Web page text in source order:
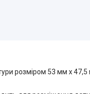
розміром 53 мм x